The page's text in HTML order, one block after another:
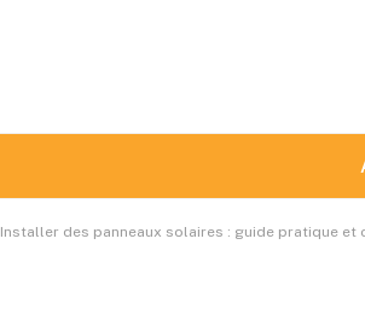
Installer des panneaux solaires : guide pratique et